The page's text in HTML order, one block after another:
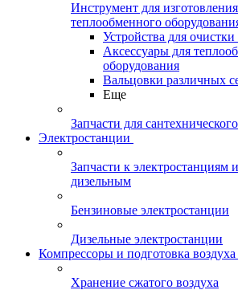
Инструмент для
теплообменного
Устройства для очистки
Аксессуары для
оборудования
Вальцовки различных
Еще
Запчасти для
Электростанции
Запчасти к электростанциям
дизельным
Бензиновые электростанции
Дизельные электростанции
Компрессоры и подготовка воздуха
Хранение сжатого воздуха